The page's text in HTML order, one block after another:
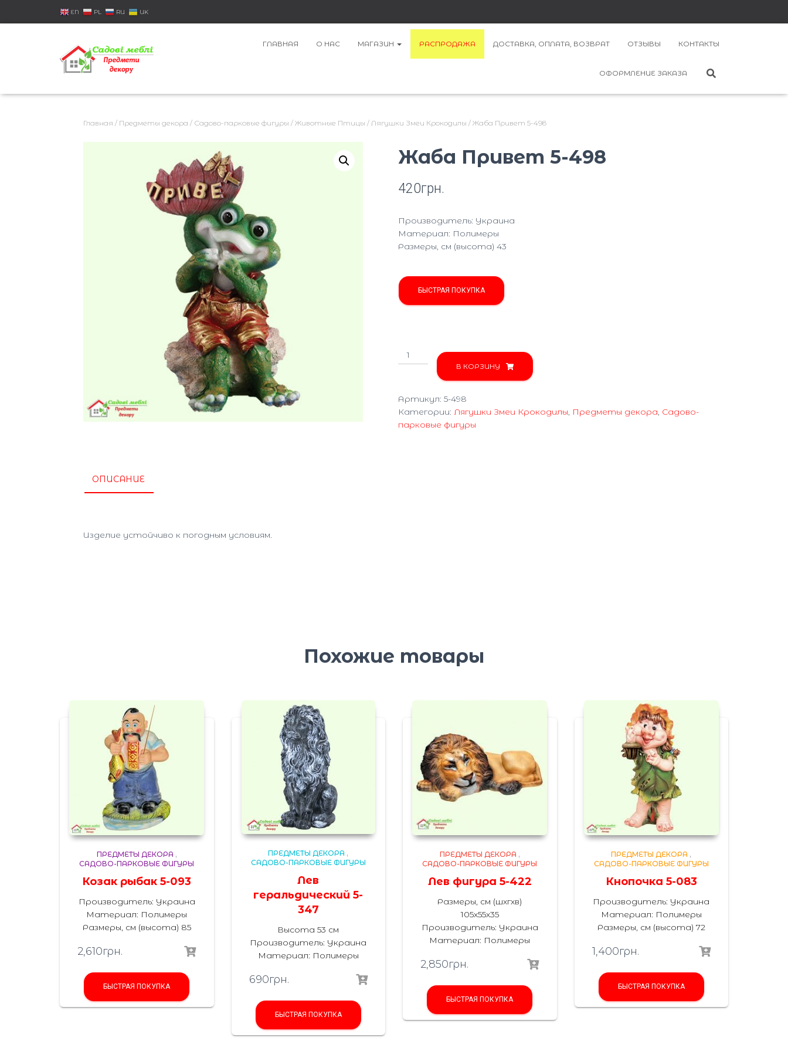
EN PL RU UK
ГЛАВНАЯ О НАС МАГАЗИН РАСПРОДАЖА ДОСТАВКА, ОПЛАТА, ВОЗВРАТ ОТЗЫВЫ КОНТАКТЫ
ОФОРМЛЕНИЕ ЗАКАЗА
Главная / Предметы декора / Садово-парковые фигуры / Животные Птицы / Лягушки Змеи Крокодилы / Жаба Привет 5-498
Жаба Привет 5-498
420грн.
Производитель: Украина
Материал: Полимеры
Размеры, см (высота) 43
БЫСТРАЯ ПОКУПКА
Количество
товара
5-
498
В КОРЗИНУ
Артикул: 5-498
Категории: Лягушки Змеи Крокодилы, Предметы декора, Садово-
парковые фигуры
ОПИСАНИЕ
Изделие устойчиво к погодным условиям.
Похожие товары
ПРЕДМЕТЫ ДЕКОРА ,
САДОВО-ПАРКОВЫЕ ФИГУРЫ
Козак рыбак 5-093
Производитель: Украина
Материал: Полимеры
Размеры, см (высота) 85
2,610грн.
БЫСТРАЯ ПОКУПКА
ПРЕДМЕТЫ ДЕКОРА ,
САДОВО-ПАРКОВЫЕ ФИГУРЫ
Лев
геральдический 5-
347
Высота 53 см
Производитель: Украина
Материал: Полимеры
690грн.
БЫСТРАЯ ПОКУПКА
ПРЕДМЕТЫ ДЕКОРА ,
САДОВО-ПАРКОВЫЕ ФИГУРЫ
Лев фигура 5-422
Размеры, см (шхгхв)
105х55х35
Производитель: Украина
Материал: Полимеры
2,850грн.
БЫСТРАЯ ПОКУПКА
ПРЕДМЕТЫ ДЕКОРА ,
САДОВО-ПАРКОВЫЕ ФИГУРЫ
Кнопочка 5-083
Производитель: Украина
Материал: Полимеры
Размеры, см (высота) 72
1,400грн.
БЫСТРАЯ ПОКУПКА